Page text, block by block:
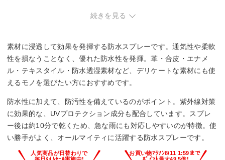
続きを見る
素材に浸透して効果を発揮する防水スプレーです。通気性や柔軟
性を損なうことなく、優れた防水性を発揮。革・合皮・エナメ
ル・テキスタイル・防水透湿素材など、デリケートな素材にも使
えるモノを選びたい方におすすめです。
防水性に加えて、防汚性を備えているのがポイント。紫外線対策
に効果的な、UVプロテクション成分も配合しています。スプレ
ー後は約10分で乾くため、急な雨にも対応しやすいのが特徴。使
い勝手がよく、オールマイティに活躍する防水スプレーです。